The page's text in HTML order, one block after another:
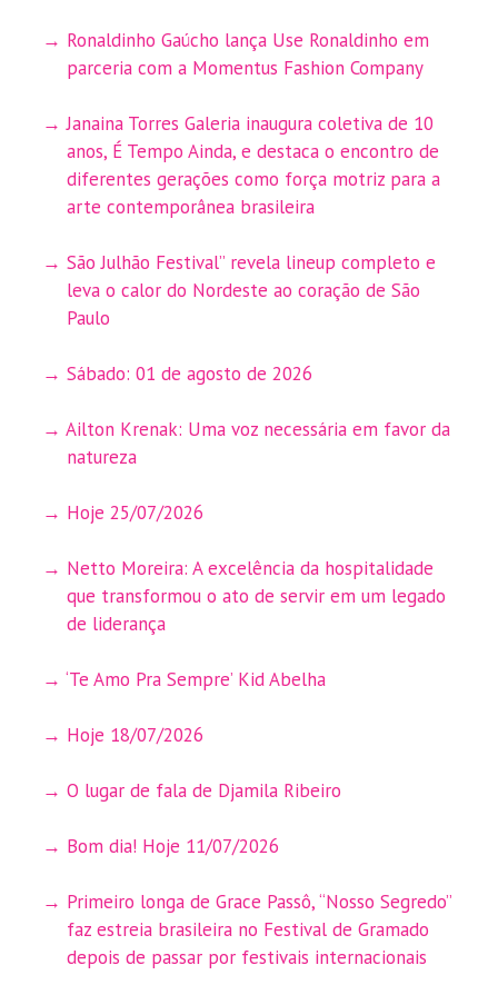
Ronaldinho Gaúcho lança Use Ronaldinho em
parceria com a Momentus Fashion Company
Janaina Torres Galeria inaugura coletiva de 10
anos, É Tempo Ainda, e destaca o encontro de
diferentes gerações como força motriz para a
arte contemporânea brasileira
São Julhão Festival” revela lineup completo e
leva o calor do Nordeste ao coração de São
Paulo
Sábado: 01 de agosto de 2026
Ailton Krenak: Uma voz necessária em favor da
natureza
Hoje 25/07/2026
Netto Moreira: A excelência da hospitalidade
que transformou o ato de servir em um legado
de liderança
‘Te Amo Pra Sempre’ Kid Abelha
Hoje 18/07/2026
O lugar de fala de Djamila Ribeiro
Bom dia! Hoje 11/07/2026
Primeiro longa de Grace Passô, “Nosso Segredo”
faz estreia brasileira no Festival de Gramado
depois de passar por festivais internacionais